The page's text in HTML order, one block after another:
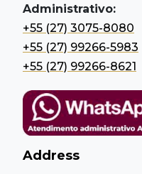
Administrativo:
+55 (27) 3075-8080
+55 (27) 99266-5983
+55 (27) 99266-8621
Address